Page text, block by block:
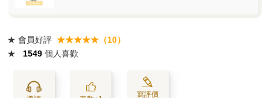
★ 會員好評 ★★★★★（10）
★
1549 個人喜歡
寫評價